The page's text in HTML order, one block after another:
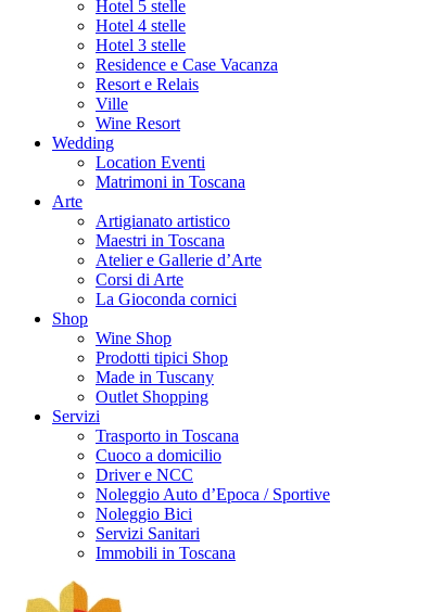
Hotel 5 stelle
Hotel 4 stelle
Hotel 3 stelle
Residence e Case Vacanza
Resort e Relais
Ville
Wine Resort
Wedding
Location Eventi
Matrimoni in Toscana
Arte
Artigianato artistico
Maestri in Toscana
Atelier e Gallerie d’Arte
Corsi di Arte
La Gioconda cornici
Shop
Wine Shop
Prodotti tipici Shop
Made in Tuscany
Outlet Shopping
Servizi
Trasporto in Toscana
Cuoco a domicilio
Driver e NCC
Noleggio Auto d’Epoca / Sportive
Noleggio Bici
Servizi Sanitari
Immobili in Toscana